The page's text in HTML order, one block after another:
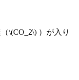
\(CO_2\) ）が入り